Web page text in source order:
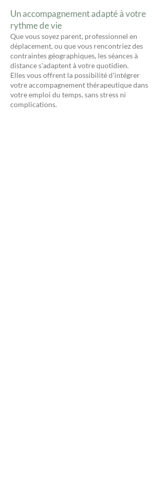
Un accompagnement adapté à votre
rythme de vie
Que vous soyez parent, professionnel en
déplacement, ou que vous rencontriez des
contraintes géographiques, les séances à
distance s'adaptent à votre quotidien.
Elles vous offrent la possibilité d'intégrer
votre accompagnement thérapeutique dans
votre emploi du temps, sans stress ni
complications.